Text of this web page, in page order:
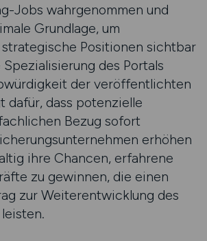
Jobs wahrgenommen und
Grundlage, um
Positionen sichtbar
des Portals
der veröffentlichten
dafür, dass potenzielle
Bezug sofort
erhöhen
ihre Chancen, erfahrene
zu gewinnen, die einen
zur Weiterentwicklung des